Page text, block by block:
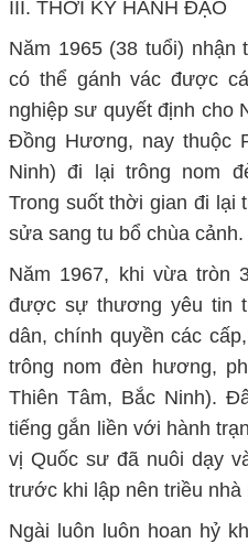
III. THỜI KỲ HÀNH ĐẠO
Năm 1965 (38 tuổi)
có thể gánh vác được
nghiệp sư quyết định cho
Đồng Hương, nay thuộc
Ninh) đi lại trông nom
Trong suốt thời gian đi lại
sửa sang tu bổ chùa cảnh.
Năm 1967, khi vừa tròn
được sự thương yêu tin
dân, chính quyền các
trông nom đèn hương,
Thiên Tâm, Bắc Ninh).
tiếng gắn liền với hành
vị Quốc sư đã nuôi dạy
trước khi lập nên triều nhà
Ngài luôn luôn hoan hỷ